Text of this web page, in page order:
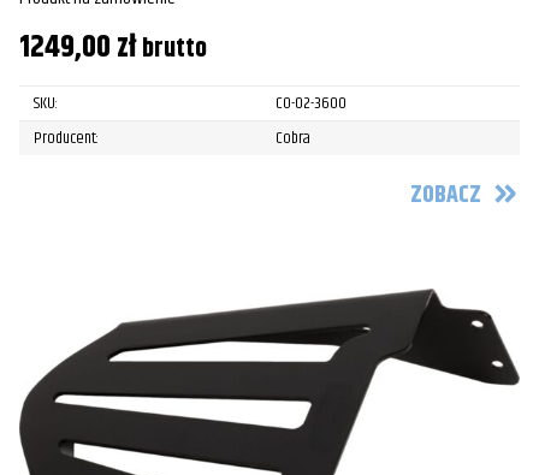
1249,00złbrutto
SKU:
CO-02-3600
Producent:
Cobra
ZOBACZ